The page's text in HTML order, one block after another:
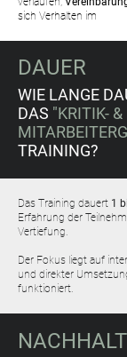
sich Verhalten im
DAUER
WIE LANGE
DAS "KRITIK- &
TRAINING?
Das Training dauert 1
Erfahrung der
Vertiefung.
Der Fokus liegt auf
und direkter
funktioniert.